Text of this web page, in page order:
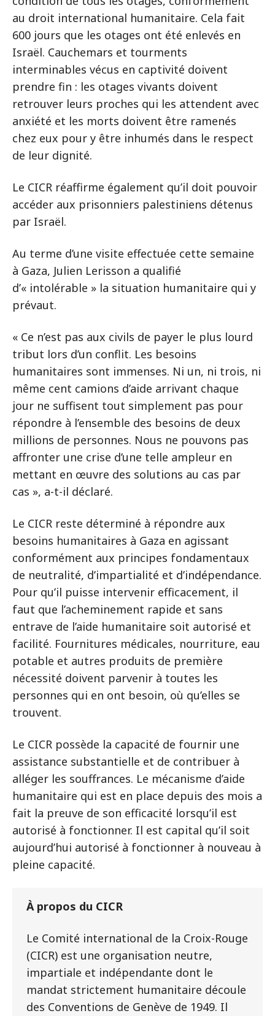
au droit international humanitaire. Cela fait
600 jours que les otages ont été enlevés en
Israël. Cauchemars et tourments
interminables vécus en captivité doivent
prendre fin : les otages vivants doivent
retrouver leurs proches qui les attendent avec
anxiété et les morts doivent être ramenés
chez eux pour y être inhumés dans le respect
de leur dignité.
Le CICR réaffirme également qu’il doit pouvoir
accéder aux prisonniers palestiniens détenus
par Israël.
Au terme d’une visite effectuée cette semaine
à Gaza, Julien Lerisson a qualifié
d’« intolérable » la situation humanitaire qui y
prévaut.
« Ce n’est pas aux civils de payer le plus lourd
tribut lors d’un conflit. Les besoins
humanitaires sont immenses. Ni un, ni trois, ni
même cent camions d’aide arrivant chaque
jour ne suffisent tout simplement pas pour
répondre à l’ensemble des besoins de deux
millions de personnes. Nous ne pouvons pas
affronter une crise d’une telle ampleur en
mettant en œuvre des solutions au cas par
cas », a-t-il déclaré.
Le CICR reste déterminé à répondre aux
besoins humanitaires à Gaza en agissant
conformément aux principes fondamentaux
de neutralité, d’impartialité et d’indépendance.
Pour qu’il puisse intervenir efficacement, il
faut que l’acheminement rapide et sans
entrave de l’aide humanitaire soit autorisé et
facilité. Fournitures médicales, nourriture, eau
potable et autres produits de première
nécessité doivent parvenir à toutes les
personnes qui en ont besoin, où qu’elles se
trouvent.
Le CICR possède la capacité de fournir une
assistance substantielle et de contribuer à
alléger les souffrances. Le mécanisme d’aide
humanitaire qui est en place depuis des mois a
fait la preuve de son efficacité lorsqu’il est
autorisé à fonctionner. Il est capital qu’il soit
aujourd’hui autorisé à fonctionner à nouveau à
pleine capacité.
À propos du CICR
Le Comité international de la Croix-Rouge
(CICR) est une organisation neutre,
impartiale et indépendante dont le
mandat strictement humanitaire découle
des Conventions de Genève de 1949. Il